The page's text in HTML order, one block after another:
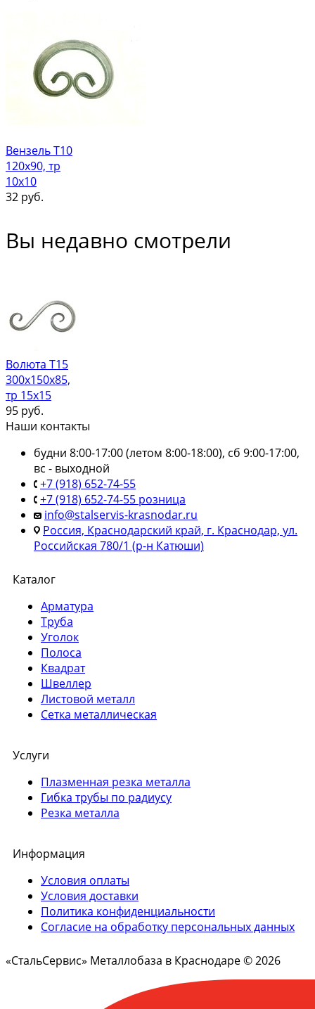
Вензель Т10
120х90, тр
10х10
32 руб.
Вы недавно смотрели
Волюта Т15
300х150х85,
тр 15х15
95 руб.
Наши контакты
будни 8:00-17:00 (летом 8:00-18:00), сб 9:00-17:00,
вс - выходной
+7 (918) 652-74-55
+7 (918) 652-74-55 розница
info@stalservis-krasnodar.ru
Россия, Краснодарский край, г. Краснодар, ул.
Российская 780/1 (р-н Катюши)
Каталог
Арматура
Труба
Уголок
Полоса
Квадрат
Швеллер
Листовой металл
Сетка металлическая
Услуги
Плазменная резка металла
Гибка трубы по радиусу
Резка металла
Информация
Условия оплаты
Условия доставки
Политика конфиденциальности
Согласие на обработку персональных данных
«СтальСервис» Металлобаза в Краснодаре © 2026